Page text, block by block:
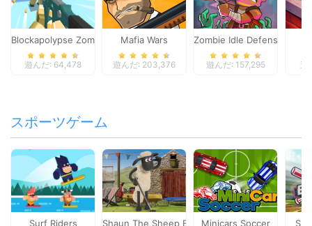
Blockapolypse Zombie Shooter
遊んだ: 64,478
Mafia Wars
遊んだ: 203,376
Zombie Idle Defense
遊んだ: 157,295 遊
スポーツゲーム
Surf Riders Shaun The Sheep Baahmy GolfMinicars Soccer